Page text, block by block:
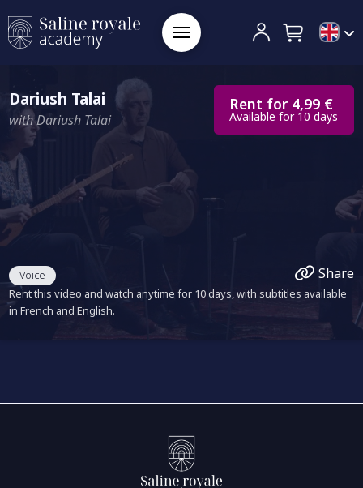
Dariush Talai
with Dariush Talai
Rent for 4,99 €
Available for 10 days
Voice Share
Rent this video and watch anytime for 10 days, with subtitles available
in French and English.